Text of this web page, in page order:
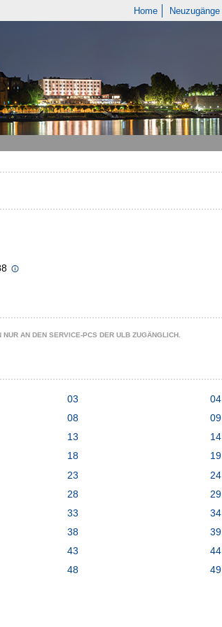
Home Neuzugänge
AN DEN SERVICE-PCS DER ULB ZUGÄNGLICH.
03 04
08 09
13 14
18 19
23 24
28 29
33 34
38 39
43 44
48 49